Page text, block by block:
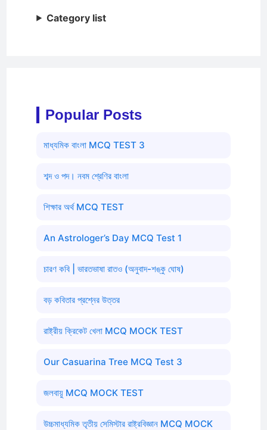
Category list
Popular Posts
মাধ্যমিক বাংলা MCQ TEST 3
শব্দ ও পদ। নবম শ্রেণির বাংলা
শিক্ষার অর্থ MCQ TEST
An Astrologer’s Day MCQ Test 1
চারণ কবি | ভারতভাষা রাতও (অনুবাদ-শঙ্কু ঘোষ)
বড় কবিতার প্রশ্নের উত্তর
রাষ্ট্রীয় ক্রিকেট খেলা MCQ MOCK TEST
Our Casuarina Tree MCQ Test 3
জলবায়ু MCQ MOCK TEST
উচ্চমাধ্যমিক তৃতীয় সেমিস্টার রাষ্ট্রবিজ্ঞান MCQ MOCK